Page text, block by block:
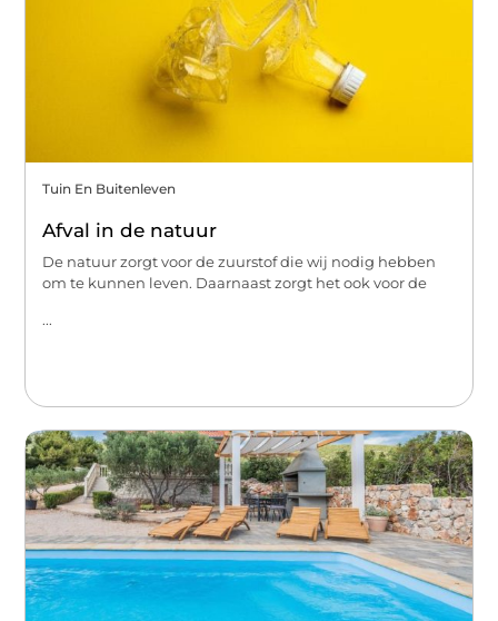
Tuin En Buitenleven
Afval in de natuur
De natuur zorgt voor de zuurstof die wij nodig hebben
om te kunnen leven. Daarnaast zorgt het ook voor de
...